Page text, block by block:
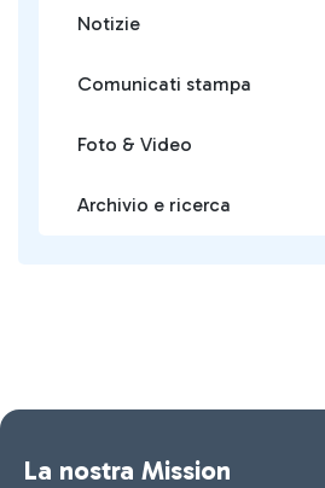
Notizie
Comunicati stampa
Foto & Video
Archivio e ricerca
La nostra Mission